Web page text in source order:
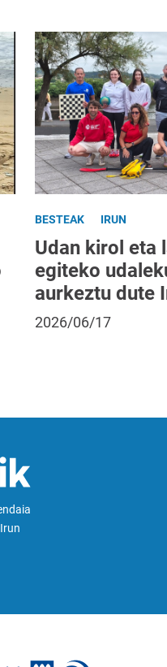
BESTEAK IRUN
Udan kirol eta
egiteko
aurkeztu dute
2026/06/17